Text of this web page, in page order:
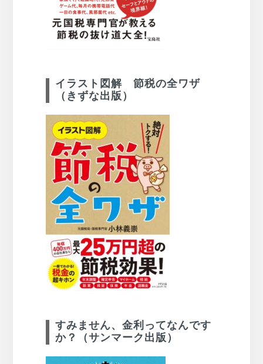
イラスト図解 節税の全ワザ
（きずな出版）
すみません、金利ってなんです
か？（サンマーク出版）